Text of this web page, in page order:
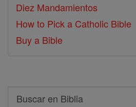
Diez Mandamientos
How to Pick a Catholic Bible
Buy a Bible
Search